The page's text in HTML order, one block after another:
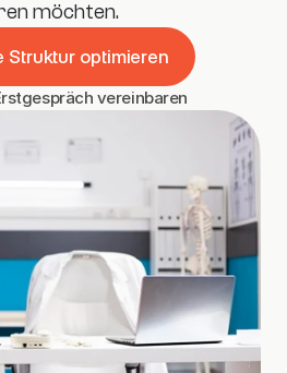
möchten.
Struktur optimieren
vereinbaren